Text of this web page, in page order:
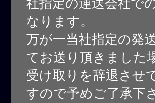
社指定の運送会社で
なります。
万が一当社指定の発
てお送り頂きました
受け取りを辞退させ
すので予めご了承下